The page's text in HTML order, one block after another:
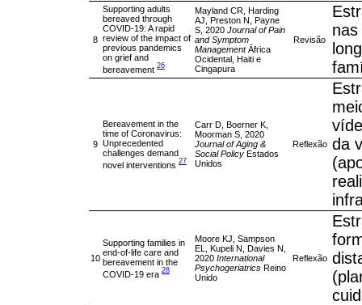
8
Supporting adults
bereaved through
COVID-19: A rapid
review of the impact of
previous pandemics
on grief and
bereavement 26
Mayland CR, Harding
AJ, Preston N, Payne
S, 2020 Journal of Pain
and Symptom
ManagementÁfrica
Ocidental, Haiti e
Cingapura
Revisão
9
Bereavement in the
time of Coronavirus:
Unprecedented
challenges demand
novel interventions 27
Carr D, Boerner K,
Moorman S, 2020
Journal of Aging &
Social Policy Estados
Unidos
Reflexão da
10
Supporting families in
end-of-life care and
bereavement in the
COVID-19 era 28
Moore KJ, Sampson
EL, Kupeli N, Davies N,
2020 International
Psychogeriatrics Reino
Unido
Reflexão